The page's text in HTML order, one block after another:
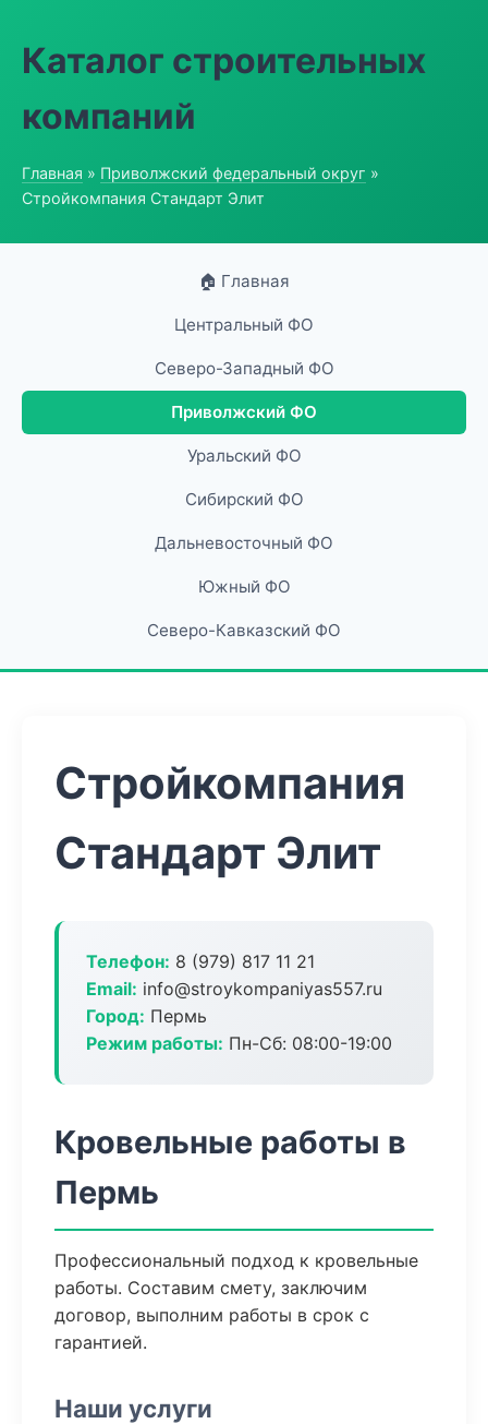
Каталог строительных
компаний
Главная » Приволжский федеральный округ »
Стройкомпания Стандарт Элит
🏠 Главная
Центральный ФО
Северо-Западный ФО
Приволжский ФО
Уральский ФО
Сибирский ФО
Дальневосточный ФО
Южный ФО
Северо-Кавказский ФО
Стройкомпания
Стандарт Элит
Телефон: 8 (979) 817 11 21
Email: info@stroykompaniyas557.ru
Город: Пермь
Режим работы: Пн-Сб: 08:00-19:00
Кровельные работы в
Пермь
Профессиональный подход к кровельные
работы. Составим смету, заключим
договор, выполним работы в срок с
гарантией.
Наши услуги